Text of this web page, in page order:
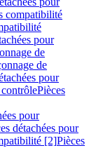
compatibilité
pour
de
de
pour
Pièces
pour
détachées pour
[2]Pièces